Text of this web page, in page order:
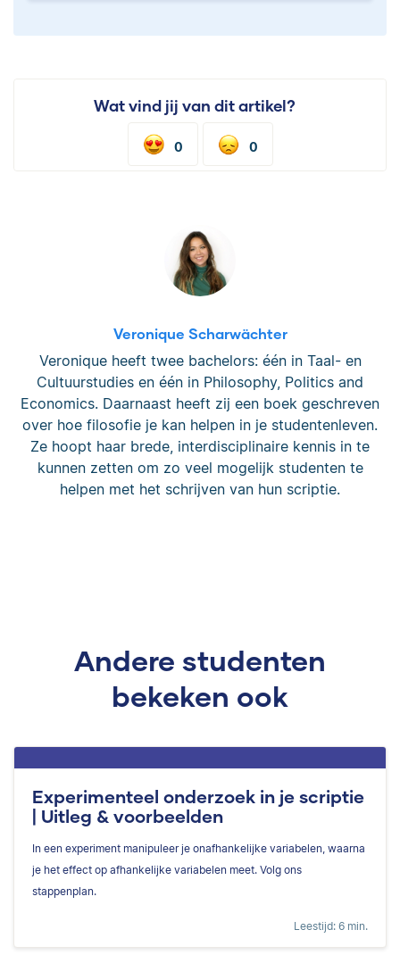
Wat vind jij van dit artikel?
0 0
Veronique Scharwächter
Veronique heeft twee bachelors: één in Taal- en
Cultuurstudies en één in Philosophy, Politics and
Economics. Daarnaast heeft zij een boek geschreven
over hoe filosofie je kan helpen in je studentenleven.
Ze hoopt haar brede, interdisciplinaire kennis in te
kunnen zetten om zo veel mogelijk studenten te
helpen met het schrijven van hun scriptie.
Andere studenten
bekeken ook
Experimenteel onderzoek in je scriptie
| Uitleg & voorbeelden
In een experiment manipuleer je onafhankelijke variabelen, waarna
je het effect op afhankelijke variabelen meet. Volg ons
stappenplan.
Leestijd: 6 min.